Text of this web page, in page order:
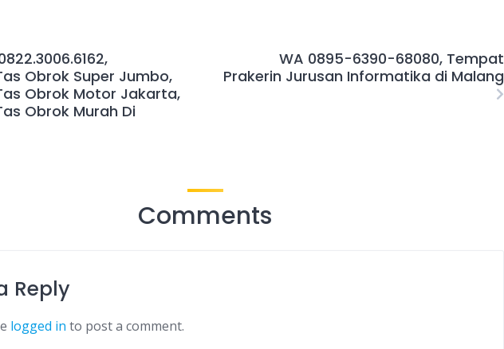
Obrok Super Jumbo,
Obrok Motor Jakarta,
Obrok Murah Di
WA 0895-6390-68080, Tempat
Prakerin Jurusan Informatika di Malang
Comments
Reply
logged in to post a comment.